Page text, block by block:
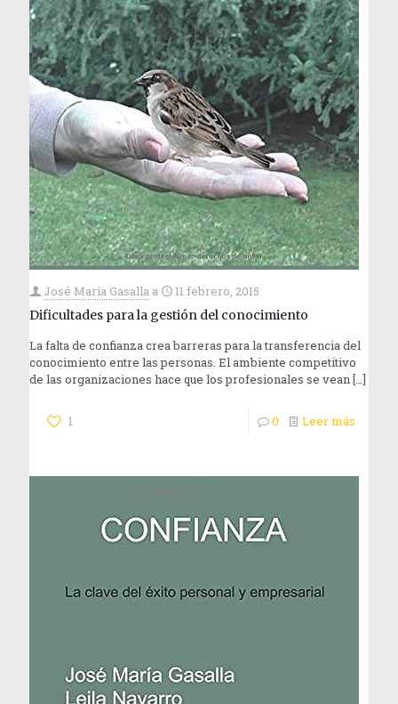
José María Gasalla a
11 febrero, 2015
Dificultades para la gestión del conocimiento
La falta de confianza crea barreras para la transferencia del
conocimiento entre las personas. El ambiente competitivo
de las organizaciones hace que los profesionales se vean[…]
1 0 Leer más